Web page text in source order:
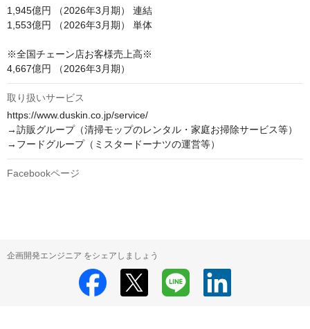
1,945億円 （2026年3月期） 連結
1,553億円 （2026年3月期） 単体
※全国チェーン店お客様売上高※
4,667億円 （2026年3月期）
取り扱いサービス
https://www.duskin.co.jp/service/
→訪販グループ（清掃モップのレンタル・家庭お掃除サービス等）
Facebookページ
企画開発エンジニア をシェアしましょう